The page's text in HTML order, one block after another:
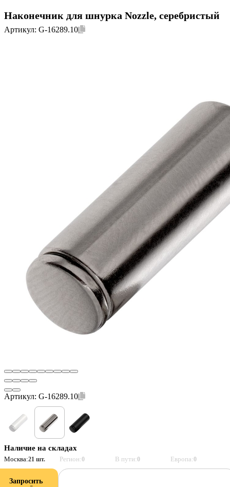
Наконечник для шнурка Nozzle, серебристый
Артикул: G-16289.10
Артикул: G-16289.10
Наличие на складах
Москва:21 шт. Регион:0 В пути:0 Европа:0
Запросить